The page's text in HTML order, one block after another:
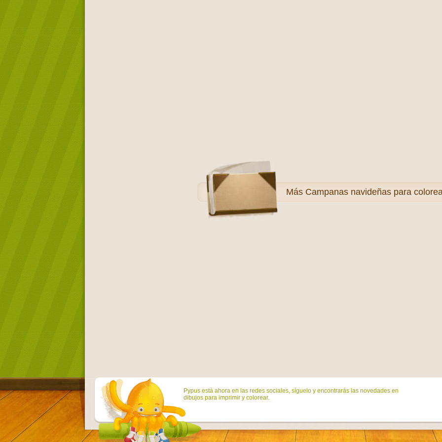
Más Campanas navideñas para
Pypus está ahora en las redes sociales, síguelo y encontrarás las novedades en
dibujos para imprimir y colorear.